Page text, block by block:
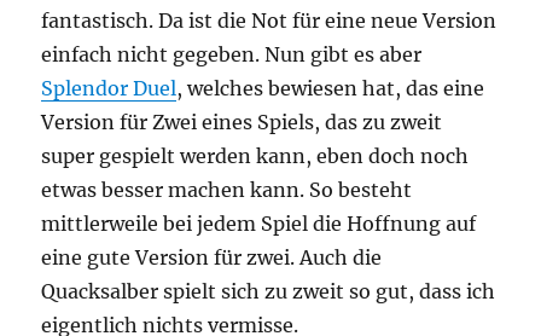
fantastisch. Da ist die Not für eine neue Version
einfach nicht gegeben. Nun gibt es aber
Splendor Duel, welches bewiesen hat, das eine
Version für Zwei eines Spiels, das zu zweit
super gespielt werden kann, eben doch noch
etwas besser machen kann. So besteht
mittlerweile bei jedem Spiel die Hoffnung auf
eine gute Version für zwei. Auch die
Quacksalber spielt sich zu zweit so gut, dass ich
eigentlich nichts vermisse.